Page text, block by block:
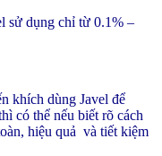
sử dụng chỉ từ 0.1% –
khích dùng Javel để
có thể nếu biết rõ cách
hiệu quả và tiết kiệm